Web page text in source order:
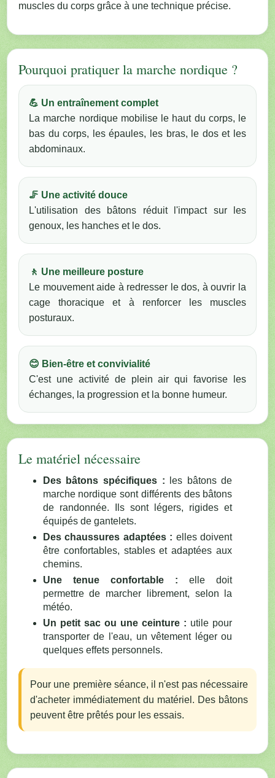
muscles du corps grâce à une technique précise.
Pourquoi pratiquer la marche nordique ?
💪 Un entraînement complet
La marche nordique mobilise le haut du corps, le
bas du corps, les épaules, les bras, le dos et les
abdominaux.
🦵 Une activité douce
L'utilisation des bâtons réduit l'impact sur les
genoux, les hanches et le dos.
🚶 Une meilleure posture
Le mouvement aide à redresser le dos, à ouvrir la
cage thoracique et à renforcer les muscles
posturaux.
😊 Bien-être et convivialité
C'est une activité de plein air qui favorise les
échanges, la progression et la bonne humeur.
Le matériel nécessaire
Des bâtons spécifiques : les bâtons de
marche nordique sont différents des bâtons
de randonnée. Ils sont légers, rigides et
équipés de gantelets.
Des chaussures adaptées : elles doivent
être confortables, stables et adaptées aux
chemins.
Une tenue confortable : elle doit
permettre de marcher librement, selon la
météo.
Un petit sac ou une ceinture : utile pour
transporter de l'eau, un vêtement léger ou
quelques effets personnels.
Pour une première séance, il n'est pas nécessaire
d'acheter immédiatement du matériel. Des bâtons
peuvent être prêtés pour les essais.